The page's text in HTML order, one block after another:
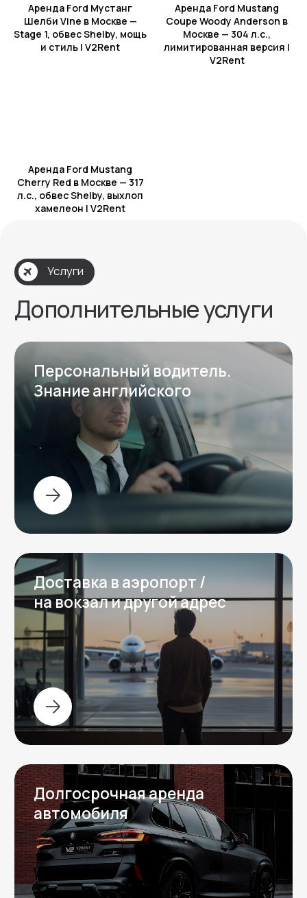
Аренда Ford Мустанг
Шелби Vine в Москве —
Stage 1, обвес Shelby, мощь
и стиль | V2Rent
Аренда Ford Mustang
Coupe Woody Anderson в
Москве — 304 л.с.,
лимитированная версия |
V2Rent
Аренда Ford Mustang
Cherry Red в Москве — 317
л.с., обвес Shelby, выхлоп
хамелеон | V2Rent
Подача/возврат в другие
города РФ
автомобиля — мы свяжемся с вами в
ближайшее время.
именно вам.
Подбор авто
Перезвоним за 15 минут
Галерея
Фотогалерея от клиентов
Вопрос-ответ
Отвечаем на частые